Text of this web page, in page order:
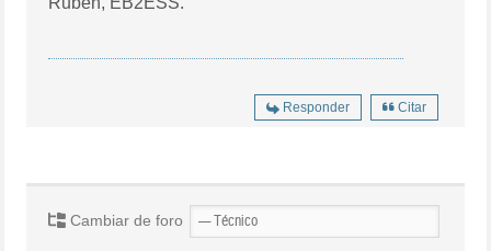
Responder Citar
Cambiar de foro